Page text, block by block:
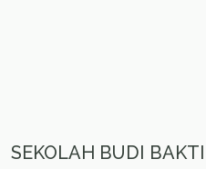
SEKOLAH BUDI BAKTI